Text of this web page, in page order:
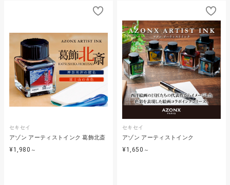
セキセイ
アゾン アーティストインク 葛飾北斎
¥1,980 ～
セキセイ
アゾン アーティストインク
¥1,650 ～